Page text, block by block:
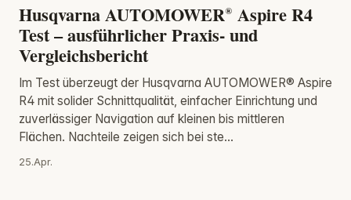
Husqvarna AUTOMOWER® Aspire R4
Test – ausführlicher Praxis- und
Vergleichsbericht
Im Test überzeugt der Husqvarna AUTOMOWER® Aspire
R4 mit solider Schnittqualität, einfacher Einrichtung und
zuverlässiger Navigation auf kleinen bis mittleren
Flächen. Nachteile zeigen sich bei ste...
25.Apr.